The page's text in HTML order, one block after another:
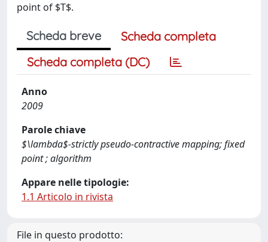
point of $T$.
Scheda breve
Scheda completa
Scheda completa (DC)
Anno
2009
Parole chiave
$\lambda$-strictly pseudo-contractive mapping; fixed
point ; algorithm
Appare nelle tipologie:
1.1 Articolo in rivista
File in questo prodotto: